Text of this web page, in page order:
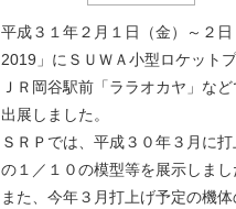
平成３１年２月１日（金）～２
2019」にＳＵＷＡ小型ロケット
ＪＲ岡谷駅前「ララオカヤ」な
出展しました。
ＳＲＰでは、平成３０年３月に
の１／１０の模型等を展示しまし
また、今年３月打上げ予定の機